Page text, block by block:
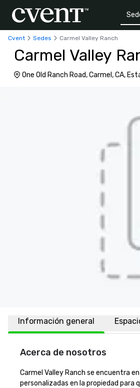
Cvent Sedes Carmel Valley Ranch
Carmel Valley
One Old Ranch Road, Carmel, CA,
Información general
Acerca de nosotros
Carmel Valley Ranch se encuentra
personalizadas en la propiedad para